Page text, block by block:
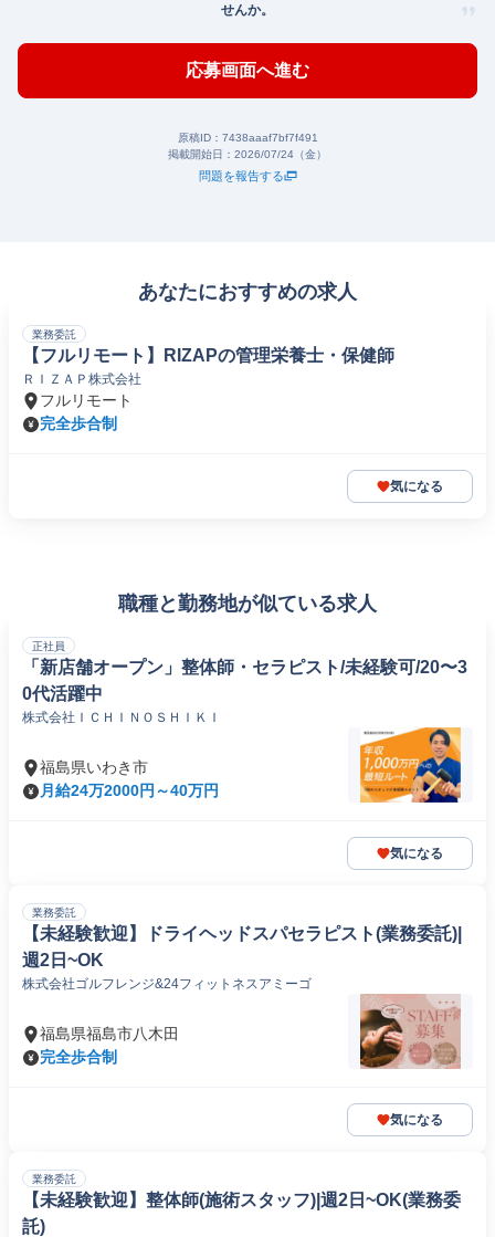
せんか。
応募画面へ進む
原稿ID： 7438aaaf7bf7f491
掲載開始日： 2026/07/24（金）
問題を報告する
あなたにおすすめの求人
業務委託
【フルリモート】RIZAPの管理栄養士・保健師
ＲＩＺＡＰ株式会社
フルリモート
完全歩合制
気になる
職種と勤務地が似ている求人
正社員
「新店舗オープン」整体師・セラピスト/未経験可/20〜3
0代活躍中
株式会社ＩＣＨＩＮＯＳＨＩＫＩ
福島県いわき市
月給24万2000円～40万円
気になる
業務委託
【未経験歓迎】ドライヘッドスパセラピスト(業務委託)|
週2日~OK
株式会社ゴルフレンジ&24フィットネスアミーゴ
福島県福島市八木田
完全歩合制
気になる
業務委託
【未経験歓迎】整体師(施術スタッフ)|週2日~OK(業務委
託)